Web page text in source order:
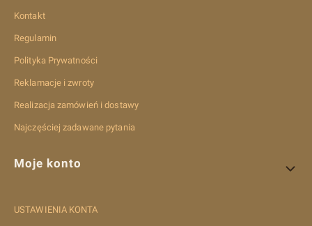
Kontakt
Regulamin
Polityka Prywatności
Reklamacje i zwroty
Realizacja zamówień i dostawy
Najczęściej zadawane pytania
Moje konto
USTAWIENIA KONTA